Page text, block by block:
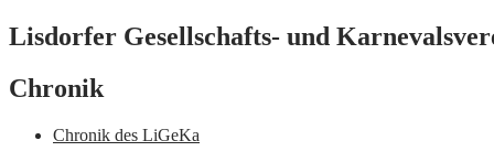
Lisdorfer Gesellschafts- und
Chronik
Chronik des LiGeKa